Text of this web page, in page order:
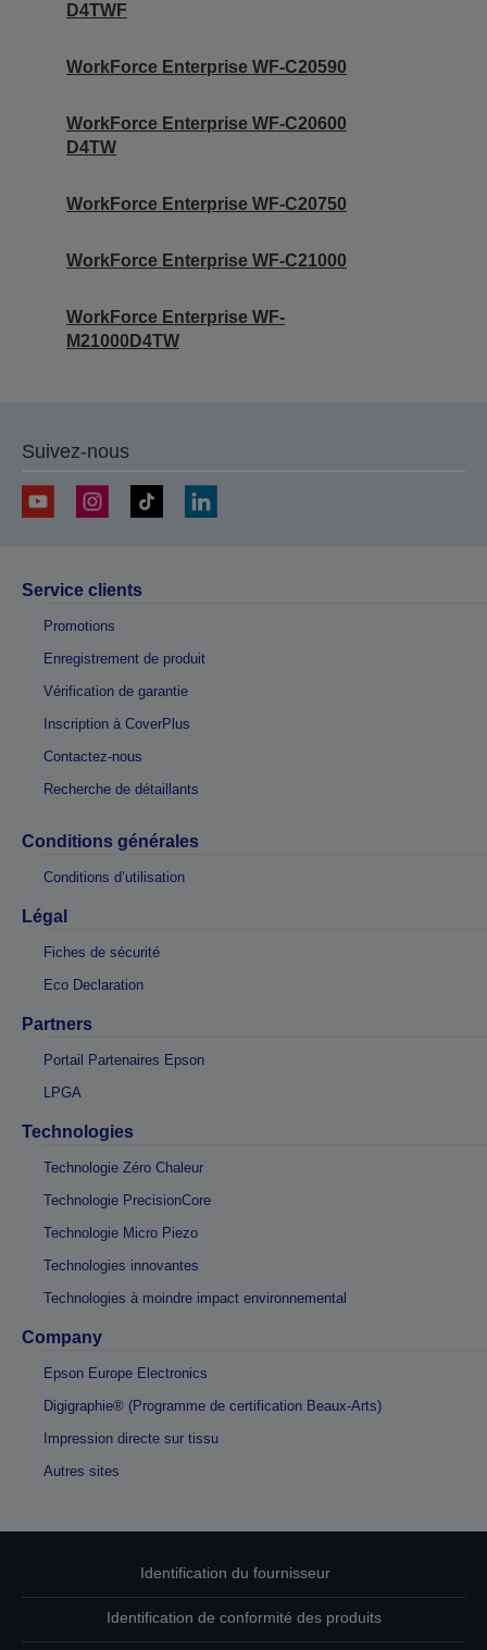
D4TWF
WorkForce Enterprise WF-C20590
WorkForce Enterprise WF-C20600
D4TW
WorkForce Enterprise WF-C20750
WorkForce Enterprise WF-C21000
WorkForce Enterprise WF-
M21000D4TW
Suivez-nous
Service clients
Promotions
Enregistrement de produit
Vérification de garantie
Inscription à CoverPlus
Contactez-nous
Recherche de détaillants
Conditions générales
Conditions d’utilisation
Légal
Fiches de sécurité
Eco Declaration
Partners
Portail Partenaires Epson
LPGA
Technologies
Technologie Zéro Chaleur
Technologie PrecisionCore
Technologie Micro Piezo
Technologies innovantes
Technologies à moindre impact environnemental
Company
Epson Europe Electronics
Digigraphie® (Programme de certification Beaux-Arts)
Impression directe sur tissu
Autres sites
Identification du fournisseur
Identification de conformité des produits